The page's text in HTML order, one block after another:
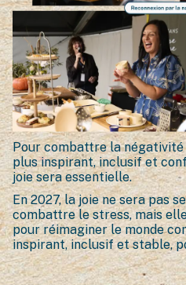
Pour combattre la négativité
plus inspirant, inclusif et
joie sera essentielle.
En 2027, la joie ne sera pas
combattre le stress, mais
pour réimaginer le monde
inspirant, inclusif et stable,